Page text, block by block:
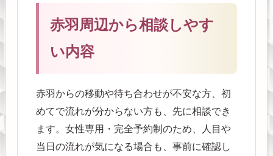
赤羽周辺から相談しやす
い内容
赤羽からの移動や待ち合わせが不安な方、初
めてで流れが分からない方も、先に相談でき
ます。女性専用・完全予約制のため、人目や
当日の流れが気になる場合も、事前に確認し